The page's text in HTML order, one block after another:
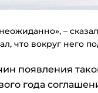
–
что вокруг него
появления
года